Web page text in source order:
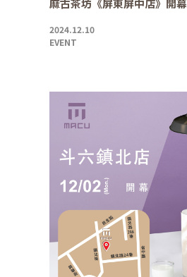
麻古茶坊《屏東屏中店》開幕
2024.12.10
EVENT